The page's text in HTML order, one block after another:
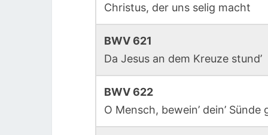
Christus, der uns selig macht
BWV 621
Da Jesus an dem Kreuze stund’
BWV 622
O Mensch, bewein’ dein’ Sünde